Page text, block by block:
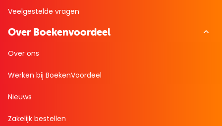
Veelgestelde vragen
Over Boekenvoordeel
Over ons
Werken bij BoekenVoordeel
Nieuws
Zakelijk bestellen